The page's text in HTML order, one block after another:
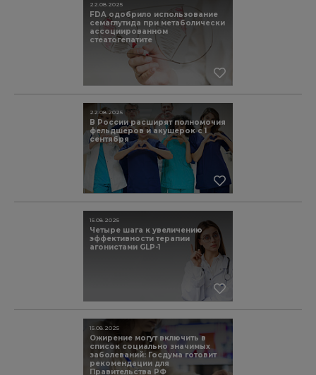
FDA одобрило использование
семаглутида при метаболически
ассоциированном
стеатогепатите
22.08.2025
В России расширят полномочия
фельдшеров и акушерок с 1
сентября
22.08.2025
Четыре шага к увеличению
эффективности терапии
агонистами GLP-1
15.08.2025
Ожирение могут включить в
список социально значимых
заболеваний: Госдума готовит
рекомендации для
Правительства РФ
15.08.2025